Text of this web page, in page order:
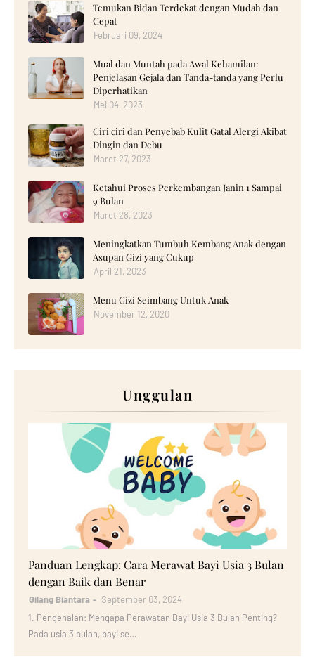
Temukan Bidan Terdekat dengan Mudah dan
Cepat
Februari 09, 2024
Mual dan Muntah pada Awal Kehamilan:
Penjelasan Gejala dan Tanda-tanda yang Perlu
Diperhatikan
Mei 04, 2023
Ciri ciri dan Penyebab Kulit Gatal Alergi Akibat
Dingin dan Debu
Maret 27, 2023
Ketahui Proses Perkembangan Janin 1 Sampai
9 Bulan
Maret 28, 2023
Meningkatkan Tumbuh Kembang Anak dengan
Asupan Gizi yang Cukup
April 21, 2023
Menu Gizi Seimbang Untuk Anak
November 12, 2020
Unggulan
Panduan Lengkap: Cara Merawat Bayi Usia 3 Bulan
dengan Baik dan Benar
Gilang Biantara
September 03, 2024
1. Pengenalan: Mengapa Perawatan Bayi Usia 3 Bulan Penting?
Pada usia 3 bulan, bayi se…